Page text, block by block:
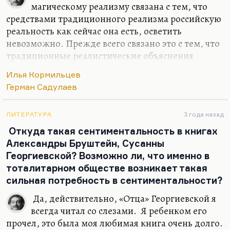
магическому реализму связана с тем, что
средствами традиционного реализма российскую
реальность как сейчас она есть, осветить
невозможно. Прежде всего связано это с тем, что
традиционные реалистические объяснения
работать. Как правильно пишет Веллер, человека
ведет тяга к максимальному эмоциональному
добру она реже, потому что добро считается
дурным вкусом, дурным тоном.
Мне кажется, что магический реализм – это такой
посильный ответ на кошмары ХХ века и на
иррациональную глупость века ХХI. Тут
интересная мысль: да, ХХ век был кошмарен. И
эти кошмары были…
Илья Кормильцев
Герман Садулаев
ЛИТЕРАТУРА 3 года назад
Откуда такая сентиментальность в книгах
Александры Бруштейн, Сусанны
Георгиевской? Возможно ли, что именно в
тоталитарном обществе возникает такая
сильная потребность в сентиментальности?
Да, действительно, «Отца» Георгиевской я
всегда читал со слезами. Я ребенком его
прочел, это была моя любимая книга очень долго.